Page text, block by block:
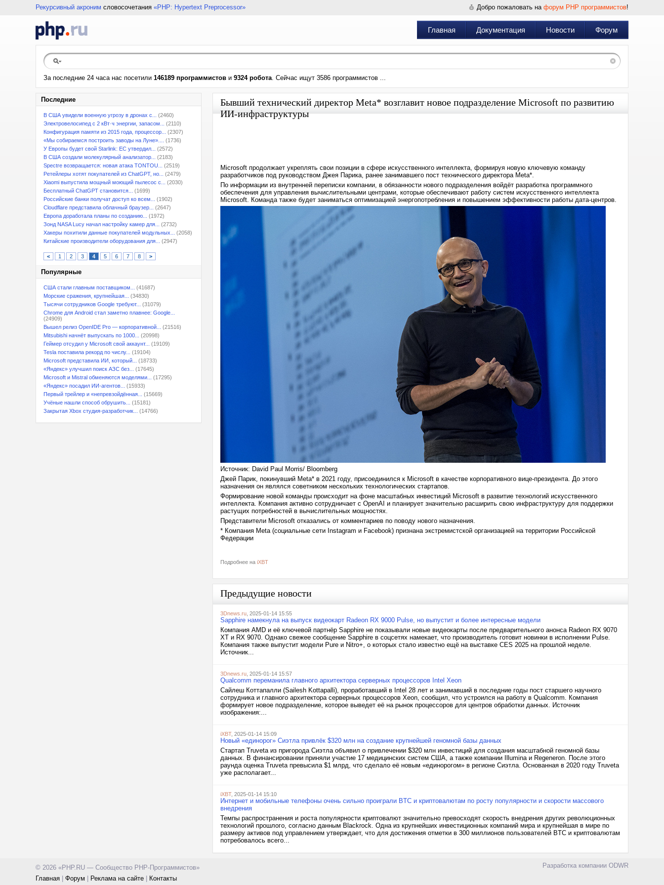
Рекурсивный акроним словосочетания «PHP: Hypertext Preprocessor» Добро пожаловать на форум PHP программистов!
Главная Документация Новости Форум
За последние 24 часа нас посетили 146189 программистов и 9324 робота. Сейчас ищут 3586 программистов ...
Последние
В США увидели военную угрозу в дронах с...
(2460)
Электровелосипед с 2 кВт·ч энергии, запасом...
(2110)
Конфигурация памяти из 2015 года, процессор...
(2307)
«Мы собираемся построить заводы на Луне»....
(1736)
У Европы будет свой Starlink: ЕС утвердил...
(2572)
В США создали молекулярный анализатор...
(2183)
Spectre возвращается: новая атака TONTOU...
(2519)
Ретейлеры хотят покупателей из ChatGPT, но...
(2479)
Xiaomi выпустила мощный моющий пылесос с...
(2030)
Бесплатный ChatGPT становится...
(1699)
Российские банки получат доступ ко всем...
(1902)
Cloudflare представила облачный браузер...
(2647)
Европа доработала планы по созданию...
(1972)
Зонд NASA Lucy начал настройку камер для...
(2732)
Хакеры похитили данные покупателей модульных...
(2058)
Китайские производители оборудования для...
(2947)
< 1 2 3 4 5 6 7 8 >
Популярные
США стали главным поставщиком...
(41687)
Морские сражения, крупнейшая...
(34830)
Тысячи сотрудников Google требуют...
(31079)
Chrome для Android стал заметно плавнее: Google...
(24909)
Вышел релиз OpenIDE Pro — корпоративной...
(21516)
Mitsubishi начнёт выпускать по 1000...
(20998)
Геймер отсудил у Microsoft свой аккаунт...
(19109)
Tesla поставила рекорд по числу...
(19104)
Microsoft представила ИИ, который...
(18733)
«Яндекс» улучшил поиск АЗС без...
(17645)
Microsoft и Mistral обменяются моделями...
(17295)
«Яндекс» посадил ИИ-агентов...
(15933)
Первый трейлер и «непревзойдённая...
(15669)
Учёные нашли способ обрушить...
(15181)
Закрытая Xbox студия-разработчик...
(14766)
Бывший технический директор Meta* возглавит новое подразделение Microsoft по развитию
ИИ-инфраструктуры
Microsoft продолжает укреплять свои позиции в сфере искусственного интеллекта, формируя новую ключевую команду
разработчиков под руководством Джея Парика, ранее занимавшего пост технического директора Meta*.
По информации из внутренней переписки компании, в обязанности нового подразделения войдёт разработка программного
обеспечения для управления вычислительными центрами, которые обеспечивают работу систем искусственного интеллекта
Microsoft. Команда также будет заниматься оптимизацией энергопотребления и повышением эффективности работы дата-центров.
Источник: David Paul Morris/ Bloomberg
Джей Парик, покинувший Meta* в 2021 году, присоединился к Microsoft в качестве корпоративного вице-президента. До этого
назначения он являлся советником нескольких технологических стартапов.
Формирование новой команды происходит на фоне масштабных инвестиций Microsoft в развитие технологий искусственного
интеллекта. Компания активно сотрудничает с OpenAI и планирует значительно расширить свою инфраструктуру для поддержки
растущих потребностей в вычислительных мощностях.
Представители Microsoft отказались от комментариев по поводу нового назначения.
* Компания Meta (социальные сети Instagram и Facebook) признана экстремистской организацией на территории Российской
Федерации
Подробнее на iXBT
Предыдущие новости
3Dnews.ru , 2025-01-14 15:55
Sapphire намекнула на выпуск видеокарт Radeon RX 9000 Pulse, но выпустит и более интересные модели
Компания AMD и её ключевой партнёр Sapphire не показывали новые видеокарты после предварительного анонса Radeon RX 9070
XT и RX 9070. Однако свежее сообщение Sapphire в соцсетях намекает, что производитель готовит новинки в исполнении Pulse.
Компания также выпустит модели Pure и Nitro+, о которых стало известно ещё на выставке CES 2025 на прошлой неделе.
Источник...
3Dnews.ru , 2025-01-14 15:57
Qualcomm переманила главного архитектора серверных процессоров Intel Xeon
Сайлеш Коттапалли (Sailesh Kottapalli), проработавший в Intel 28 лет и занимавший в последние годы пост старшего научного
сотрудника и главного архитектора серверных процессоров Xeon, сообщил, что устроился на работу в Qualcomm. Компания
формирует новое подразделение, которое выведет её на рынок процессоров для центров обработки данных. Источник
изображения:...
iXBT, 2025-01-14 15:09
Новый «единорог» Сиэтла привлёк $320 млн на создание крупнейшей геномной базы данных
Стартап Truveta из пригорода Сиэтла объявил о привлечении $320 млн инвестиций для создания масштабной геномной базы
данных. В финансировании приняли участие 17 медицинских систем США, а также компании Illumina и Regeneron. После этого
раунда оценка Truveta превысила $1 млрд, что сделало её новым «единорогом» в регионе Сиэтла. Основанная в 2020 году Truveta
уже располагает...
iXBT, 2025-01-14 15:10
Интернет и мобильные телефоны очень сильно проиграли BTC и криптовалютам по росту популярности и скорости массового
внедрения
Темпы распространения и роста популярности криптовалют значительно превосходят скорость внедрения других революционных
технологий прошлого, согласно данным Blackrock. Одна из крупнейших инвестиционных компаний мира и крупнейшая в мире по
размеру активов под управлением утверждает, что для достижения отметки в 300 миллионов пользователей BTC и криптовалютам
потребовалось всего...
© 2026 «PHP.RU — Сообщество PHP-Программистов»
Главная
Форум Реклама на сайте Контакты
Разработка компании ODWR